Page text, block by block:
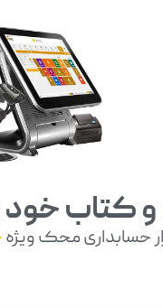
کتاب خود
حسابداری محک ویژه